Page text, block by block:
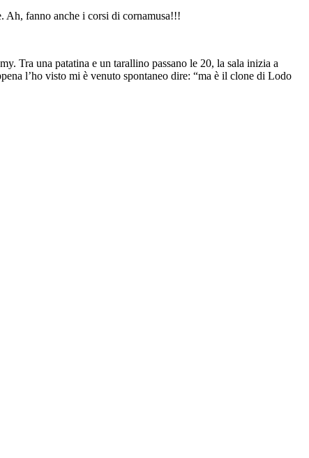
Ah, fanno anche i corsi di cornamusa!!!
Tra una patatina e un tarallino passano le 20, la sala inizia a
l’ho visto mi è venuto spontaneo dire: “ma è il clone di Lodo